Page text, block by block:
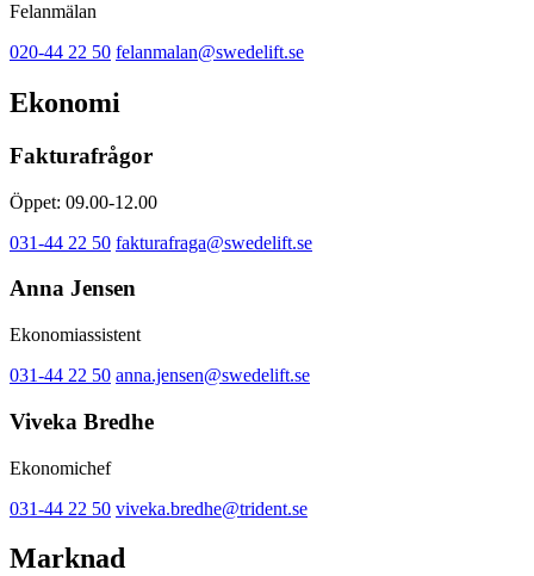
Felanmälan
020-44 22 50 felanmalan@swedelift.se
Ekonomi
Fakturafrågor
Öppet: 09.00-12.00
031-44 22 50 fakturafraga@swedelift.se
Anna Jensen
Ekonomiassistent
031-44 22 50 anna.jensen@swedelift.se
Viveka Bredhe
Ekonomichef
031-44 22 50 viveka.bredhe@trident.se
Marknad